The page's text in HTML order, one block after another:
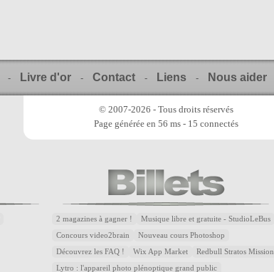
- Livre d'or - Contact - Liens - Nous aider
© 2007-2026 - Tous droits réservés
Page générée en 56 ms - 15 connectés
2 magazines à gagner ! Musique libre et gratuite - StudioLeBus
Concours video2brain Nouveau cours Photoshop
Découvrez les FAQ ! Wix App Market Redbull Stratos Mission
Lytro : l'appareil photo plénoptique grand public